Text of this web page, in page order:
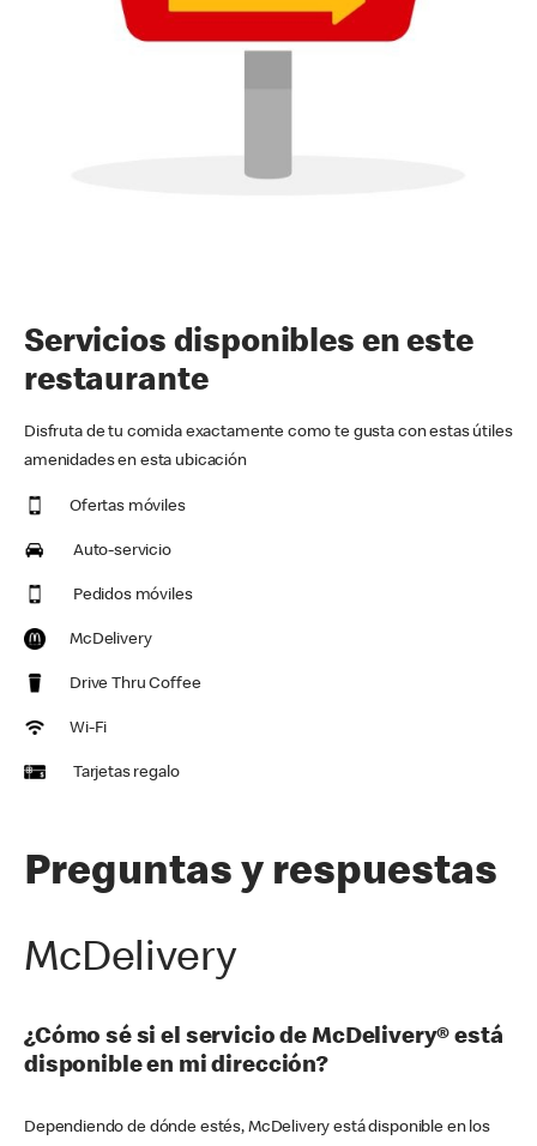
Servicios disponibles en este
restaurante
Disfruta de tu comida exactamente como te gusta con estas útiles
amenidades en esta ubicación
Ofertas móviles
Auto-servicio
Pedidos móviles
McDelivery
Drive Thru Coffee
Wi-Fi
Tarjetas regalo
Preguntas y respuestas
McDelivery
¿Cómo sé si el servicio de McDelivery® está
disponible en mi dirección?
Dependiendo de dónde estés, McDelivery está disponible en los